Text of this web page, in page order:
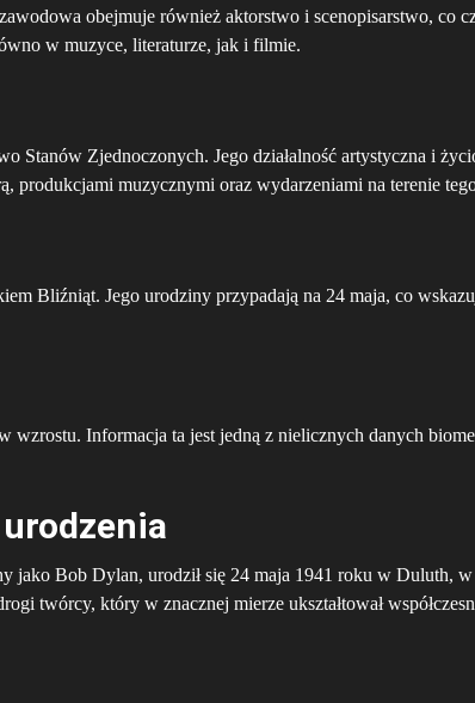
obejmuje również aktorstwo i scenopisarstwo, co
w muzyce, literaturze, jak i filmie.
Stanów Zjednoczonych. Jego działalność artystyczna i
produkcjami muzycznymi oraz wydarzeniami na terenie
Bliźniąt. Jego urodziny przypadają na 24 maja, co
wzrostu. Informacja ta jest jedną z nielicznych danych
jako Bob Dylan, urodził się 24 maja 1941 roku w Duluth,
twórcy, który w znacznej mierze ukształtował